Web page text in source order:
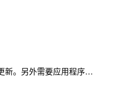
新。另外需要应用程序…